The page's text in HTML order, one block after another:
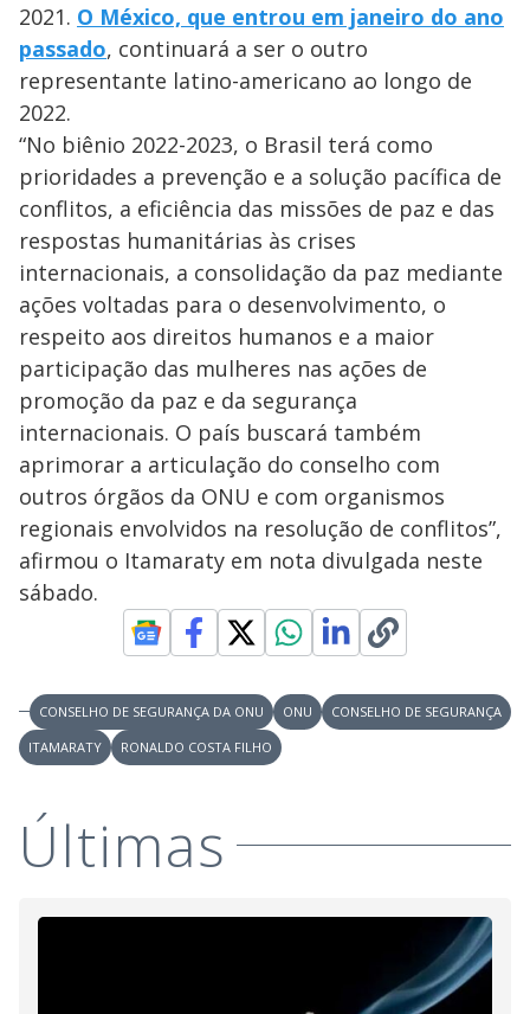
2021. O México, que entrou em janeiro do ano
passado, continuará a ser o outro
representante latino-americano ao longo de
2022.
“No biênio 2022-2023, o Brasil terá como
prioridades a prevenção e a solução pacífica de
conflitos, a eficiência das missões de paz e das
respostas humanitárias às crises
internacionais, a consolidação da paz mediante
ações voltadas para o desenvolvimento, o
respeito aos direitos humanos e a maior
participação das mulheres nas ações de
promoção da paz e da segurança
internacionais. O país buscará também
aprimorar a articulação do conselho com
outros órgãos da ONU e com organismos
regionais envolvidos na resolução de conflitos”,
afirmou o Itamaraty em nota divulgada neste
sábado.
CONSELHO DE SEGURANÇA DA ONU ONU
CONSELHO DE SEGURANÇA
ITAMARATY
RONALDO COSTA FILHO
Últimas